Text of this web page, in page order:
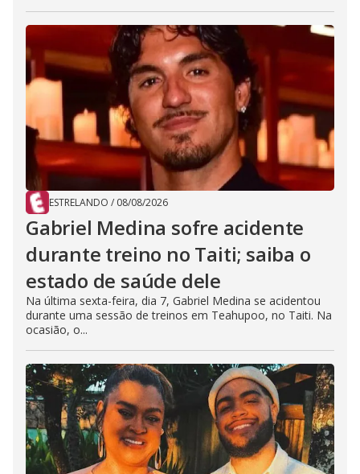
ESTRELANDO / 08/08/2026
Gabriel Medina sofre acidente
durante treino no Taiti; saiba o
estado de saúde dele
Na última sexta-feira, dia 7, Gabriel Medina se acidentou
durante uma sessão de treinos em Teahupoo, no Taiti. Na
ocasião, o...